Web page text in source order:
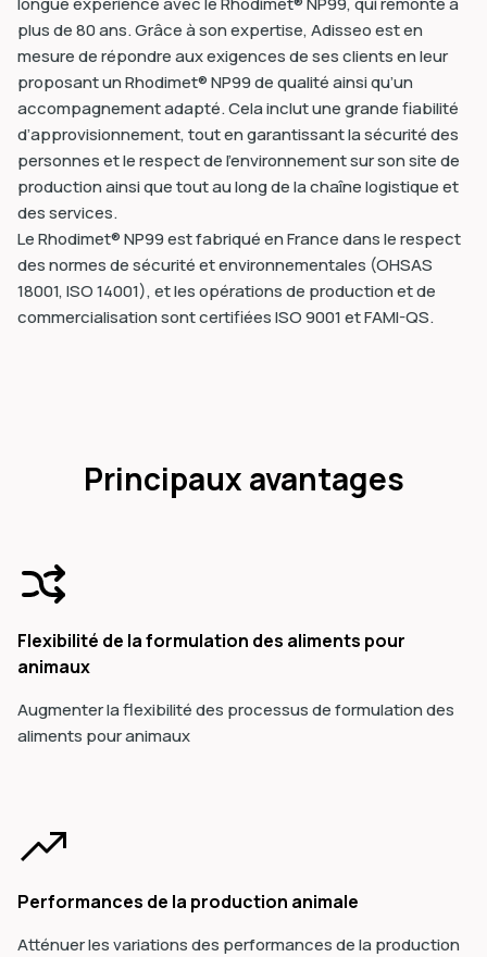
plus de 80 ans. Grâce à son expertise, Adisseo est en
mesure de répondre aux exigences de ses clients en leur
proposant un Rhodimet® NP99 de qualité ainsi qu’un
accompagnement adapté. Cela inclut une grande fiabilité
d’approvisionnement, tout en garantissant la sécurité des
personnes et le respect de l’environnement sur son site de
production ainsi que tout au long de la chaîne logistique et
des services.
Le Rhodimet® NP99 est fabriqué en France dans le respect
des normes de sécurité et environnementales (OHSAS
18001, ISO 14001), et les opérations de production et de
commercialisation sont certifiées ISO 9001 et FAMI-QS.
Principaux avantages
Flexibilité de la formulation des aliments pour
animaux
Augmenter la flexibilité des processus de formulation des
aliments pour animaux
Performances de la production animale
Atténuer les variations des performances de la production